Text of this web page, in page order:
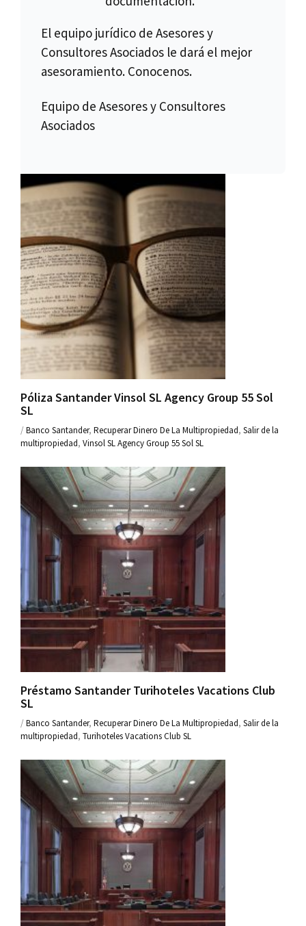
El equipo jurídico de Asesores y
Consultores Asociados le dará el mejor
asesoramiento. Conocenos.
Equipo de Asesores y Consultores
Asociados
Póliza Santander Vinsol SL Agency Group 55 Sol
SL
/Banco Santander, Recuperar Dinero De La Multipropiedad, Salir de la
multipropiedad, Vinsol SL Agency Group 55 Sol SL
Préstamo Santander Turihoteles Vacations Club
SL
/Banco Santander, Recuperar Dinero De La Multipropiedad, Salir de la
multipropiedad, Turihoteles Vacations Club SL